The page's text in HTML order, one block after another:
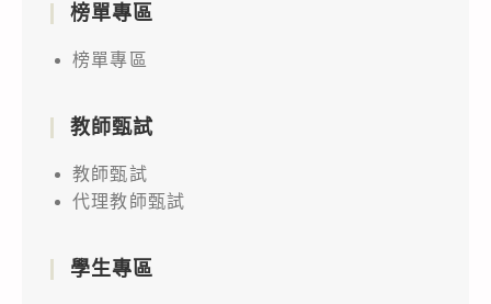
榜單專區
榜單專區
教師甄試
教師甄試
代理教師甄試
學生專區